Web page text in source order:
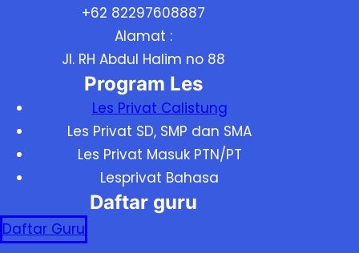
+62 82297608887
Alamat :
Jl. RH Abdul Halim no 88
Program Les
Les Privat Calistung
Les Privat SD, SMP dan SMA
Les Privat Masuk PTN/PT
Lesprivat Bahasa
Daftar guru
Daftar Guru